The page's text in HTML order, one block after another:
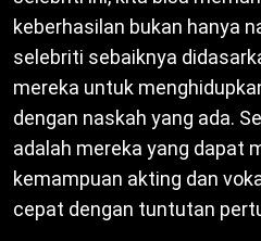
keberhasilan bukan hanya
selebriti sebaiknya
mereka untuk
dengan naskah yang ada.
adalah mereka yang dapat
kemampuan akting dan
cepat dengan tuntutan